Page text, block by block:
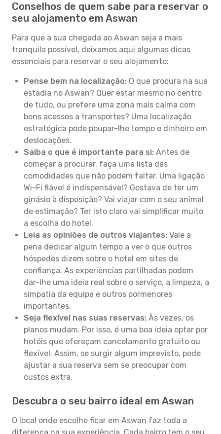
Conselhos de quem sabe para reservar o
seu alojamento em Aswan
Para que a sua chegada ao Aswan seja a mais
tranquila possível, deixamos aqui algumas dicas
essenciais para reservar o seu alojamento:
Pense bem na localização: O que procura na sua
estadia no Aswan? Quer estar mesmo no centro
de tudo, ou prefere uma zona mais calma com
bons acessos a transportes? Uma localização
estratégica pode poupar-lhe tempo e dinheiro em
deslocações.
Saiba o que é importante para si: Antes de
começar a procurar, faça uma lista das
comodidades que não podem faltar. Uma ligação
Wi-Fi fiável é indispensável? Gostava de ter um
ginásio à disposição? Vai viajar com o seu animal
de estimação? Ter isto claro vai simplificar muito
a escolha do hotel.
Leia as opiniões de outros viajantes: Vale a
pena dedicar algum tempo a ver o que outros
hóspedes dizem sobre o hotel em sites de
confiança. As experiências partilhadas podem
dar-lhe uma ideia real sobre o serviço, a limpeza, a
simpatia da equipa e outros pormenores
importantes.
Seja flexível nas suas reservas: Às vezes, os
planos mudam. Por isso, é uma boa ideia optar por
hotéis que ofereçam cancelamento gratuito ou
flexível. Assim, se surgir algum imprevisto, pode
ajustar a sua reserva sem se preocupar com
custos extra.
Descubra o seu bairro ideal em Aswan
O local onde escolhe ficar em Aswan faz toda a